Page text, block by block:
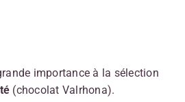
importance à la sélection
(chocolat Valrhona).